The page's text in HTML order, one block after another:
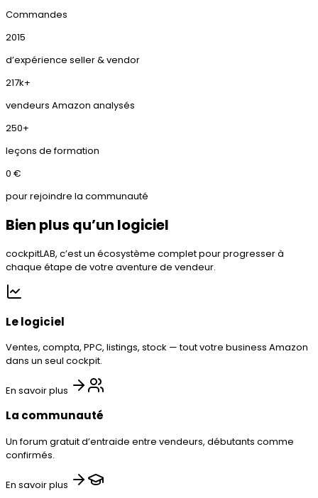
Commandes
2015
d’expérience seller & vendor
217k+
vendeurs Amazon analysés
250+
leçons de formation
0 €
pour rejoindre la communauté
Bien plus qu’un logiciel
cockpitLAB, c’est un écosystème complet pour progresser à
chaque étape de votre aventure de vendeur.
Le logiciel
Ventes, compta, PPC, listings, stock — tout votre business Amazon
dans un seul cockpit.
En savoir plus
La communauté
Un forum gratuit d’entraide entre vendeurs, débutants comme
confirmés.
En savoir plus